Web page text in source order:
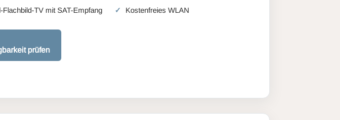
Flachbild-TV mit SAT-Empfang
Kostenfreies WLAN
prüfen